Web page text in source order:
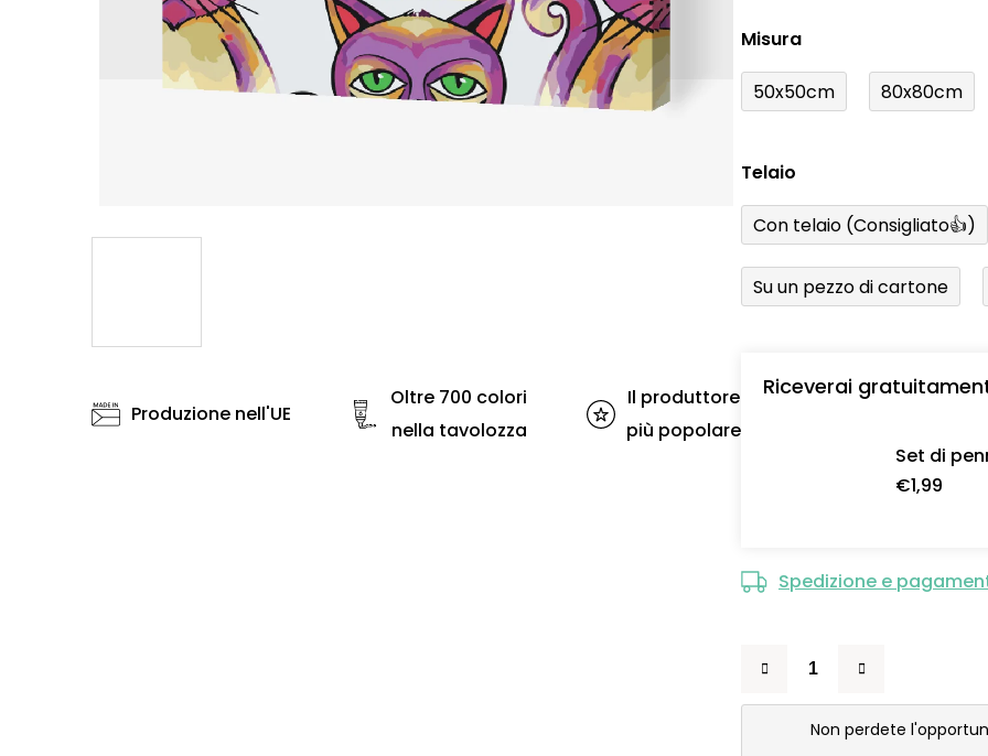
Misura
50x50cm 80x80cm
Telaio
Con telaio (Consigliato👍)
Su un pezzo di cartone
Riceverai
Set di
€1,99
Spedizione e
Non perdete
Produzione nell'UE
Oltre 700 colori
nella tavolozza
Il produttore
più popolare